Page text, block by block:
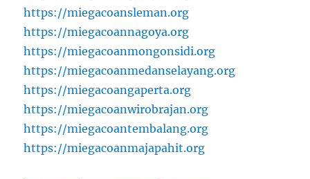
https://miegacoansleman.org
https://miegacoannagoya.org
https://miegacoanmongonsidi.org
https://miegacoanmedanselayang.org
https://miegacoangaperta.org
https://miegacoanwirobrajan.org
https://miegacoantembalang.org
https://miegacoanmajapahit.org